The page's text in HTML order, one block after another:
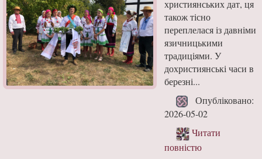
християнських дат, ця
також тісно
переплелася із давніми
язичницькими
традиціями. У
дохристиянські часи в
березні...
Опубліковано:
2026-05-02
Читати
повністю